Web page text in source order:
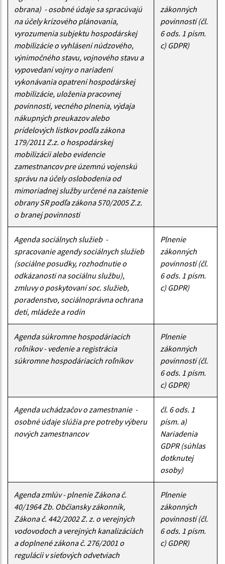
obrana) - osobné údaje sa spracúvajú
na účely krízového plánovania,
vyrozumenia subjektu hospodárskej
mobilizácie o vyhlásení núdzového,
výnimočného stavu, vojnového stavu a
vypovedaní vojny o nariadení
vykonávania opatrení hospodárskej
mobilizácie, uloženia pracovnej
povinnosti, vecného plnenia, výdaja
nákupných preukazov alebo
prídelových lístkov podľa zákona
179/2011 Z.z. o hospodárskej
mobilizácii alebo evidencie
zamestnancov pre územnú vojenskú
správu na účely oslobodenia od
mimoriadnej služby určené na zaistenie
obrany SR podľa zákona 570/2005 Z.z.
o branej povinnosti
zákonných
povinností (čl.
6 ods. 1 písm.
c) GDPR)
Agenda sociálnych služieb -
spracovanie agendy sociálnych služieb
(sociálne posudky, rozhodnutie o
odkázanosti na sociálnu službu),
zmluvy o poskytovaní soc. služieb,
poradenstvo, sociálnoprávna ochrana
detí, mládeže a rodín
Plnenie
zákonných
povinností (čl.
6 ods. 1 písm.
c) GDPR)
Agenda súkromne hospodáriacich
roľníkov - vedenie a registrácia
súkromne hospodáriacich roľníkov
Plnenie
zákonných
povinností (čl.
6 ods. 1 písm.
c) GDPR)
Agenda uchádzačov o zamestnanie -
osobné údaje slúžia pre potreby výberu
nových zamestnancov
čl. 6 ods. 1
písm. a)
Nariadenia
GDPR (súhlas
dotknutej
osoby)
Agenda zmlúv - plnenie Zákona č.
40/1964 Zb. Občiansky zákonník,
Zákona č. 442/2002 Z. z. o verejných
vodovodoch a verejných kanalizáciách
a doplnené zákona č. 276/2001 o
regulácii v sieťových odvetviach
Plnenie
zákonných
povinností (čl.
6 ods. 1 písm.
c) GDPR)